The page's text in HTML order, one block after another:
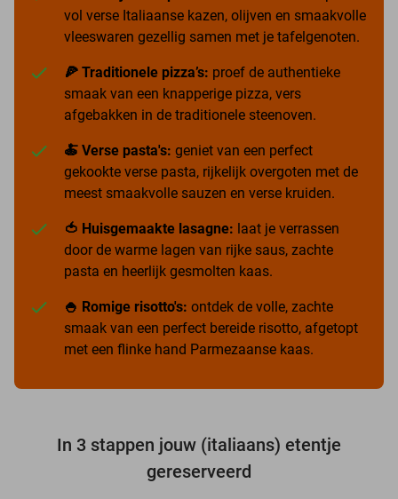
vol verse Italiaanse kazen, olijven en smaakvolle
vleeswaren gezellig samen met je tafelgenoten.
🍕 Traditionele pizza’s: proef de authentieke
smaak van een knapperige pizza, vers
afgebakken in de traditionele steenoven.
🍝 Verse pasta's: geniet van een perfect
gekookte verse pasta, rijkelijk overgoten met de
meest smaakvolle sauzen en verse kruiden.
🍅 Huisgemaakte lasagne: laat je verrassen
door de warme lagen van rijke saus, zachte
pasta en heerlijk gesmolten kaas.
🍚 Romige risotto's: ontdek de volle, zachte
smaak van een perfect bereide risotto, afgetopt
met een flinke hand Parmezaanse kaas.
In 3 stappen jouw (italiaans) etentje
gereserveerd